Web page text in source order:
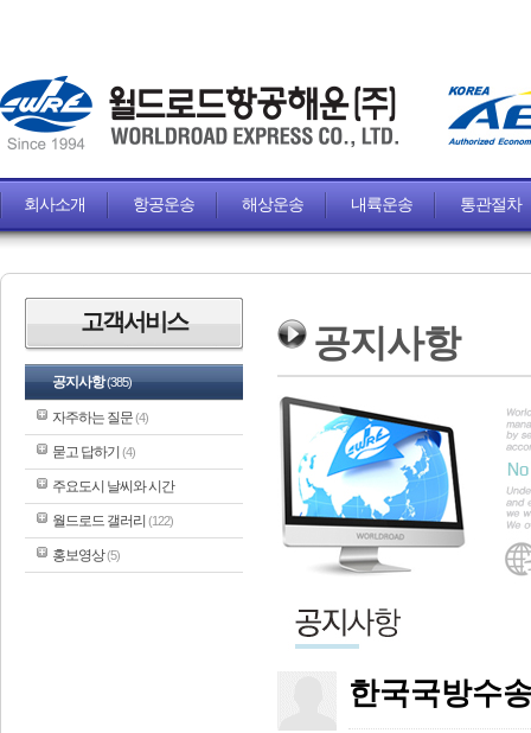
회사소개 항공운송 해상운송 내륙운송 통관절차
고객서비스
공지사항(385)
자주하는 질문(4)
묻고 답하기 (4)
주요도시 날씨와 시간
월드로드 갤러리 (122)
홍보영상(5)
공지사항
한국국방수